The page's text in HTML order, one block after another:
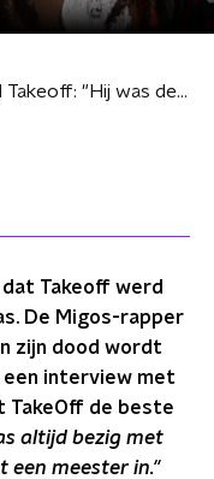
Een jaar geleden overleed Takeoff: "Hij was de beste rapper van Migos"
Takeoff werd
De Migos-rapper
zijn dood wordt
een interview met
TakeOff de beste
altijd bezig met
een meester in."